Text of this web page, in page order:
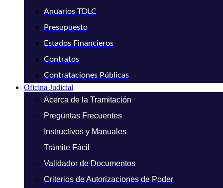
Anuarios TDLC
Presupuesto
Estados Financieros
Contratos
Contrataciones Públicas
Oficina Judicial
Acerca de la Tramitación
Preguntas Frecuentes
Instructivos y Manuales
Trámite Fácil
Validador de Documentos
Criterios de Autorizaciones de Poder